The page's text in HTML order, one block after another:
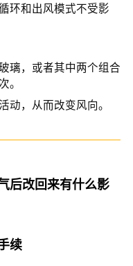
环和出风模式不受影
璃，或者其中两个组合
。
动，从而改变风向。
后改回来有什么影
续